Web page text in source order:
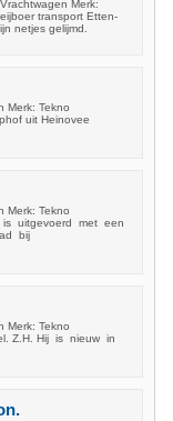
Merk:
transport Etten-
netjes gelijmd.
Merk: Tekno
uit Heinovee
Merk: Tekno
is uitgevoerd met een
bij
Merk: Tekno
Z.H. Hij is nieuw in